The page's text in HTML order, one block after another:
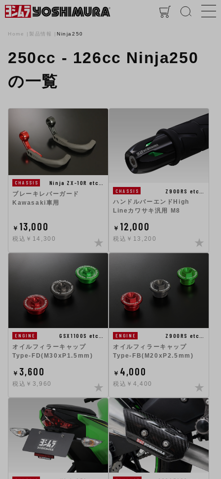
Home 製品情報 Ninja250
250cc - 126cc Ninja250
の一覧
CHASSIS
Ninja ZX-10R etc…
ブレーキレバーガード
Kawasaki車用
￥ 13,000
税込￥14,300
CHASSIS
Z900RS etc…
ハンドルバーエンドHigh
Lineカワサキ汎用 M8
￥ 12,000
税込￥13,200
ENGINE
GSX1100S etc…
オイルフィラーキャップ
Type-FD(M30xP1.5mm)
￥ 3,600
税込￥3,960
ENGINE
Z900RS etc…
オイルフィラーキャップ
Type-FB(M20xP2.5mm)
￥ 4,000
税込￥4,400